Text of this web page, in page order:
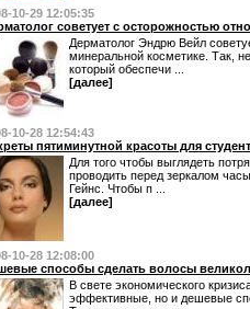
10-29 12:05:35
советует с осторожностью
Дерматолог Эндрю Вейл
минеральной косметике. Так,
который обеспечи ...
[далее]
10-28 12:54:43
пятиминутной красоты для
Для того чтобы выглядеть
проводить перед зеркалом
Гейнс. Чтобы п ...
[далее]
10-28 12:08:00
способы сделать волосы
В свете экономического
эффективные, но и дешевые